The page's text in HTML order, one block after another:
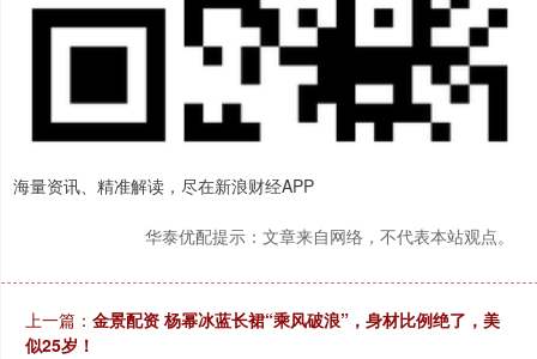
海量资讯、精准解读，尽在新浪财经APP
华泰优配提示：文章来自网络，不代表本站观点。
上一篇： 金景配资 杨幂冰蓝长裙“乘风破浪”，身材比例绝了，美
似25岁！